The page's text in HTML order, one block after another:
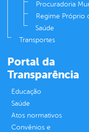
Procuradoria
Regime Próprio
Saúde
Transportes
Portal da
Transparência
Educação
Saúde
Atos normativos
Convênios e